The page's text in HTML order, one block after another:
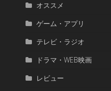
オススメ
ゲーム・アプリ
テレビ・ラジオ
ドラマ・WEB映画
レビュー